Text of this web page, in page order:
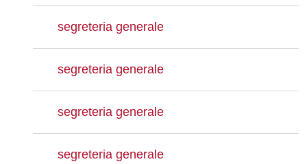
segreteria generale
segreteria generale
segreteria generale
segreteria generale